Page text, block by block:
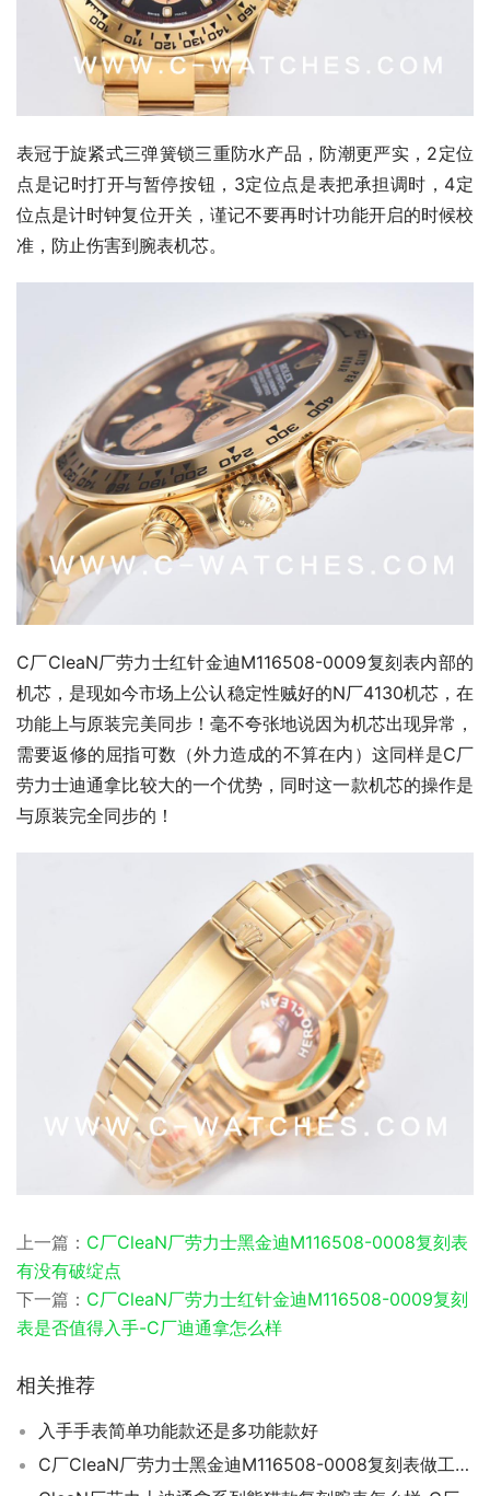
表冠于旋紧式三弹簧锁三重防水产品，防潮更严实，2定位
点是记时打开与暂停按钮，3定位点是表把承担调时，4定
位点是计时钟复位开关，谨记不要再时计功能开启的时候校
准，防止伤害到腕表机芯。
C厂CleaN厂劳力士红针金迪M116508-0009复刻表内部的
机芯，是现如今市场上公认稳定性贼好的N厂4130机芯，在
功能上与原装完美同步！毫不夸张地说因为机芯出现异常，
需要返修的屈指可数（外力造成的不算在内）这同样是C厂
劳力士迪通拿比较大的一个优势，同时这一款机芯的操作是
与原装完全同步的！
上一篇： C厂CleaN厂劳力士黑金迪M116508-0008复刻表
有没有破绽点
下一篇： C厂CleaN厂劳力士红针金迪M116508-0009复刻
表是否值得入手-C厂迪通拿怎么样
相关推荐
入手手表简单功能款还是多功能款好
C厂CleaN厂劳力士黑金迪M116508-0008复刻表做工细节如何-C厂手表怎样